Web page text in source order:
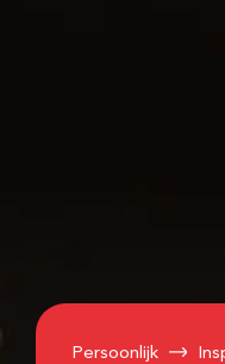
Persoonlijk